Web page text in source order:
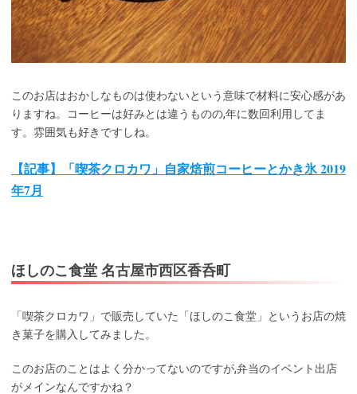
このお店はおかしなものは使わないという意味で材料に安心感があ
りますね。コーヒーは好みとは違うものの,年に数回利用してま
す。雰囲気も好きですしね。
【記事】「喫茶クロカワ」自家焙煎コーヒーとかき氷 2019
年7月
ほしのこ食堂 名古屋市西区香呑町
「喫茶クロカワ」で販売していた「ほしのこ食堂」というお店の焼
き菓子を購入してみました。
このお店のことはよく分かってないのですが,弁当のイベント出店
がメインなんですかね？